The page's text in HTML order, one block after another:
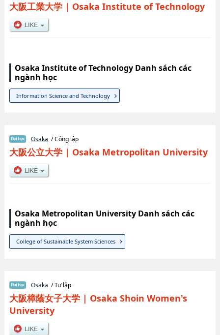
大阪工業大学| Osaka Institute of Technology
Osaka Institute of Technology Danh sách các
ngành học
Information Science and Technology
Osaka / Công lập
大阪公立大学| Osaka Metropolitan University
Osaka Metropolitan University Danh sách các
ngành học
College of Sustainable System Sciences
Osaka / Tư lập
大阪樟蔭女子大学| Osaka Shoin Women's
University